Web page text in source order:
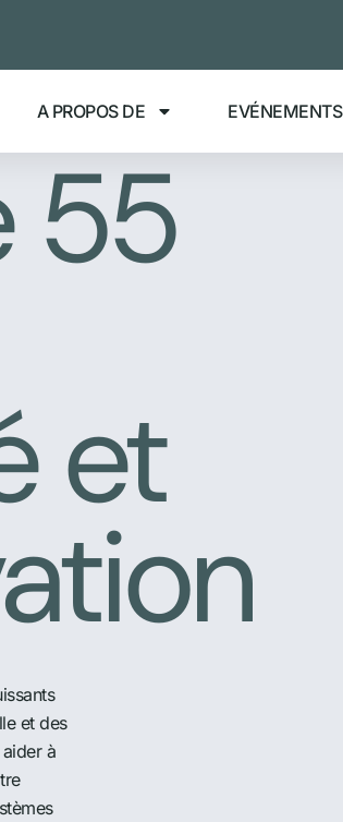
A PROPOS DE EVÉNEMENTS
55
et
et des
à